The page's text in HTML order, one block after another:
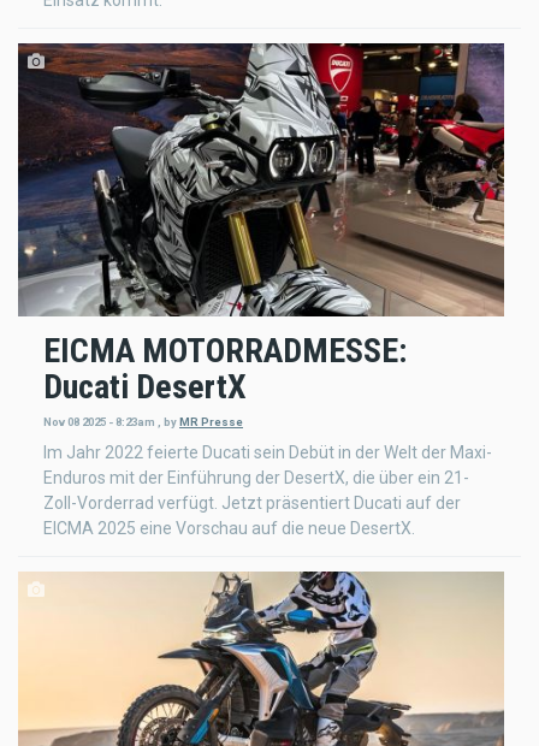
EICMA MOTORRADMESSE:
Ducati DesertX
Nov 08 2025 - 8:23am , byMR Presse
Im Jahr 2022 feierte Ducati sein Debüt in der Welt der Maxi-
Enduros mit der Einführung der DesertX, die über ein 21-
Zoll-Vorderrad verfügt. Jetzt präsentiert Ducati auf der
EICMA 2025 eine Vorschau auf die neue DesertX.